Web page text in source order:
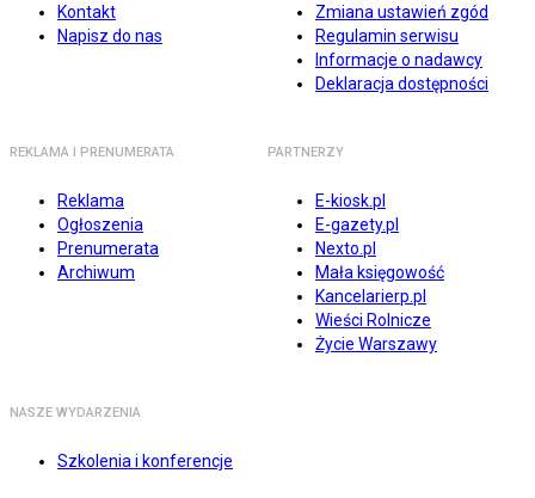
Kontakt
Napisz do nas
Zmiana ustawień zgód
Regulamin serwisu
Informacje o nadawcy
Deklaracja dostępności
REKLAMA I PRENUMERATA
Reklama
Ogłoszenia
Prenumerata
Archiwum
PARTNERZY
E-kiosk.pl
E-gazety.pl
Nexto.pl
Mała księgowość
Kancelarierp.pl
Wieści Rolnicze
Życie Warszawy
NASZE WYDARZENIA
Szkolenia i konferencje